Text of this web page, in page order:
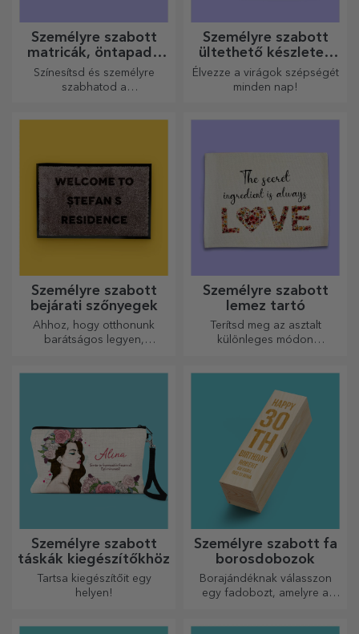
Személyre szabott
matricák, öntapadó
címkék
Színesítsd és személyre
szabhatod a
Személyre szabott
ültethető készletek
ajándékba
Élvezze a virágok szépségét
minden nap!
Személyre szabott
bejárati szőnyegek
Ahhoz, hogy otthonunk
barátságos legyen,
Személyre szabott
lemez tartó
Terítsd meg az asztalt
különleges módon
Személyre szabott
táskák kiegészítőkhöz
Tartsa kiegészítőit egy
helyen!
Személyre szabott fa
borosdobozok
Borajándéknak válasszon
egy fadobozt, amelyre a